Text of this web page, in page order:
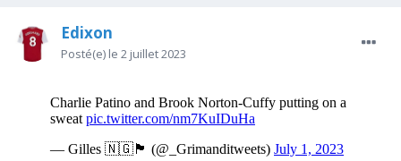
Edixon
Posté(e) le 2 juillet 2023